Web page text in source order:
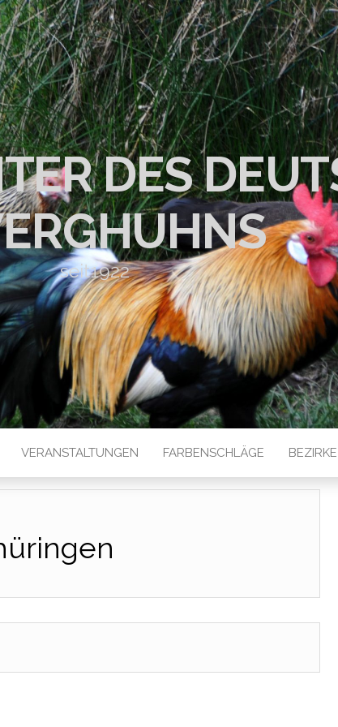
DES
seit1922
VERANSTALTUNGEN FARBENSCHLÄGE BEZIRKE